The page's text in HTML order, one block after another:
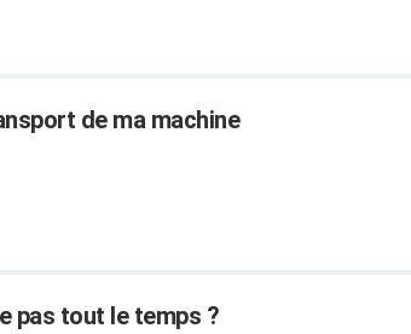
de ma machine
pas tout le temps ?